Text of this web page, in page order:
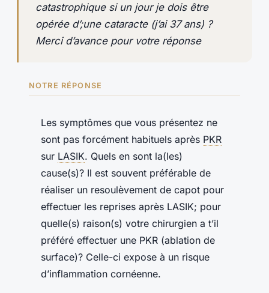
catastrophique si un jour je dois être
opérée d’;une cataracte (j’ai 37 ans) ?
Merci d’avance pour votre réponse
NOTRE RÉPONSE
Les symptômes que vous présentez ne
sont pas forcément habituels après PKR
sur LASIK. Quels en sont la(les)
cause(s)? Il est souvent préférable de
réaliser un resoulèvement de capot pour
effectuer les reprises après LASIK; pour
quelle(s) raison(s) votre chirurgien a t’il
préféré effectuer une PKR (ablation de
surface)? Celle-ci expose à un risque
d’inflammation cornéenne.